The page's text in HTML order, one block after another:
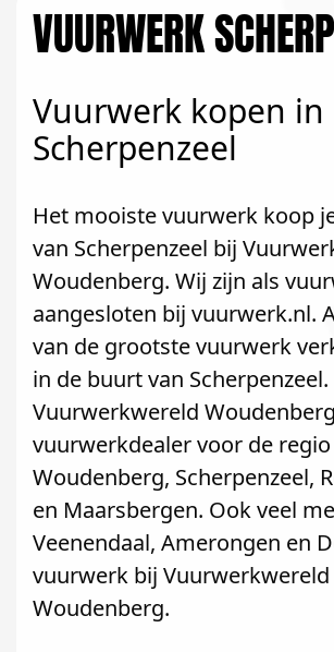
VUURWERK
Vuurwerk kopen in
Scherpenzeel
Het mooiste vuurwerk koop
van Scherpenzeel bij
Woudenberg. Wij zijn als
aangesloten bij vuurwerk.nl.
van de grootste vuurwerk
in de buurt van Scherpenzeel.
Vuurwerkwereld
vuurwerkdealer voor de regio
Woudenberg, Scherpenzeel,
en Maarsbergen. Ook veel
Veenendaal, Amerongen en
vuurwerk bij Vuurwerkwereld
Woudenberg.